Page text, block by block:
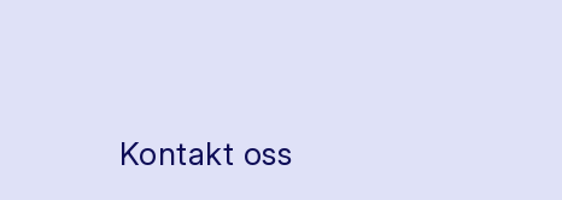
Kontakt oss